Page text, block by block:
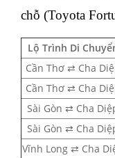
chỗ (Toyota
Lộ Trình Di
Cần Thơ ⇄ Cha
Cần Thơ ⇄ Cha
Sài Gòn ⇄ Cha
Sài Gòn ⇄ Cha
Vĩnh Long ⇄ Cha